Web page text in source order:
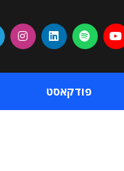
פודקאסט